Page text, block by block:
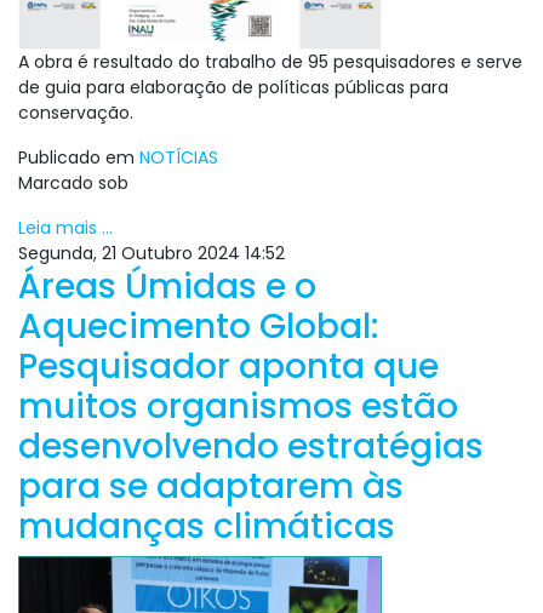
A obra é resultado do trabalho de 95 pesquisadores e serve
de guia para elaboração de políticas públicas para
conservação.
Publicado em NOTÍCIAS
Marcado sob
Leia mais ...
Segunda, 21 Outubro 2024 14:52
Áreas Úmidas e o
Aquecimento Global:
Pesquisador aponta que
muitos organismos estão
desenvolvendo estratégias
para se adaptarem às
mudanças climáticas